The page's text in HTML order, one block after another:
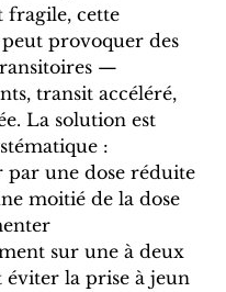
fragile, cette
provoquer des
—
transit accéléré,
La solution est
:
par une dose réduite
moitié de la dose
sur une à deux
éviter la prise à jeun